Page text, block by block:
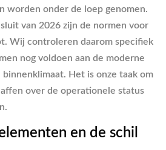
worden onder de loep genomen.
van 2026 zijn de normen voor
Wij controleren daarom specifiek
nog voldoen aan de moderne
Het is onze taak om
over de operationele status
en de schil